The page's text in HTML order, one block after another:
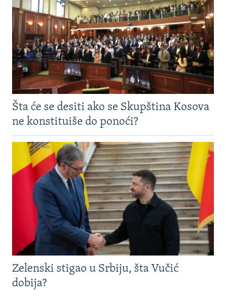
Šta će se desiti ako se Skupština Kosova
ne konstituiše do ponoći?
Zelenski stigao u Srbiju, šta Vučić
dobija?